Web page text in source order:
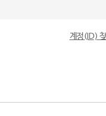
계정(ID)